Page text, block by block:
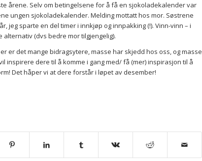
årene. Selv om betingelsene for å få en sjokoladekalender var
ungen sjokoladekalender. Melding mottatt hos mor. Søstrene
jeg sparte en del timer i innkjøp og innpakking (!). Vinn-vinn – i
(dvs bedre mor tilgjengelig).
er det mange bidragsytere, masse har skjedd hos oss, og masse
inspirere dere til å komme i gang med/ få (mer) inspirasjon til å
Det håper vi at dere forstår i løpet av desember!